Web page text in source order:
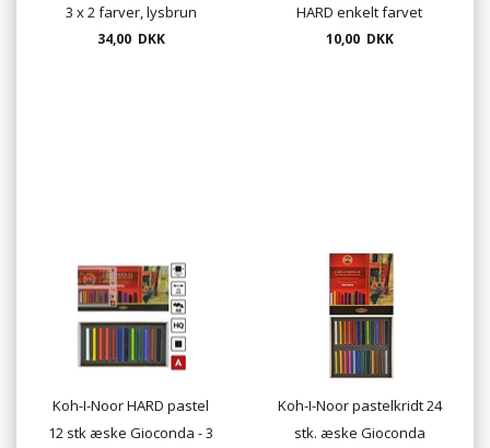
3 x 2 farver, lysbrun
mørkebrun og rødbrun
34,00 DKK
HARD enkelt farvet
10,00 DKK
Koh-I-Noor HARD pastel
12 stk æske Gioconda - 3
Koh-I-Noor pastelkridt 24
stk. æske Gioconda